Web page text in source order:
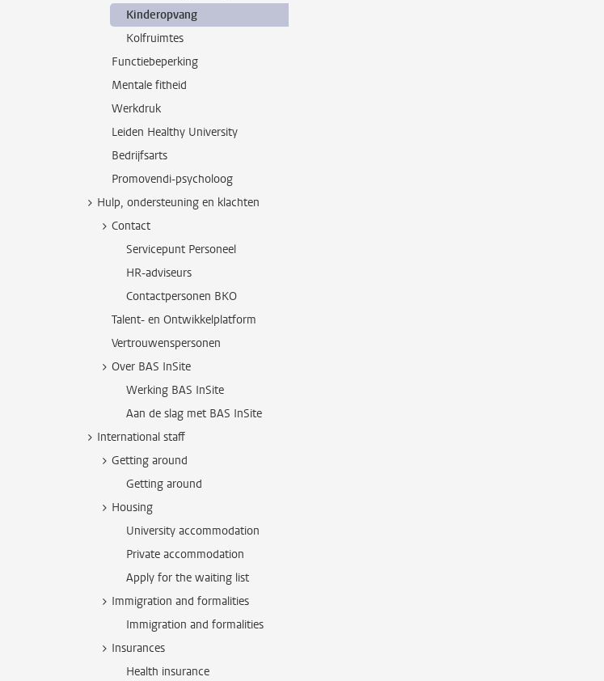
Kinderopvang
Kolfruimtes
Functiebeperking
Mentale fitheid
Werkdruk
Leiden Healthy University
Bedrijfsarts
Promovendi-psycholoog
Hulp, ondersteuning en klachten
Contact
Servicepunt Personeel
HR-adviseurs
Contactpersonen BKO
Talent- en Ontwikkelplatform
Vertrouwenspersonen
Over BAS InSite
Werking BAS InSite
Aan de slag met BAS InSite
International staff
Getting around
Getting around
Housing
University accommodation
Private accommodation
Apply for the waiting list
Immigration and formalities
Immigration and formalities
Insurances
Health insurance